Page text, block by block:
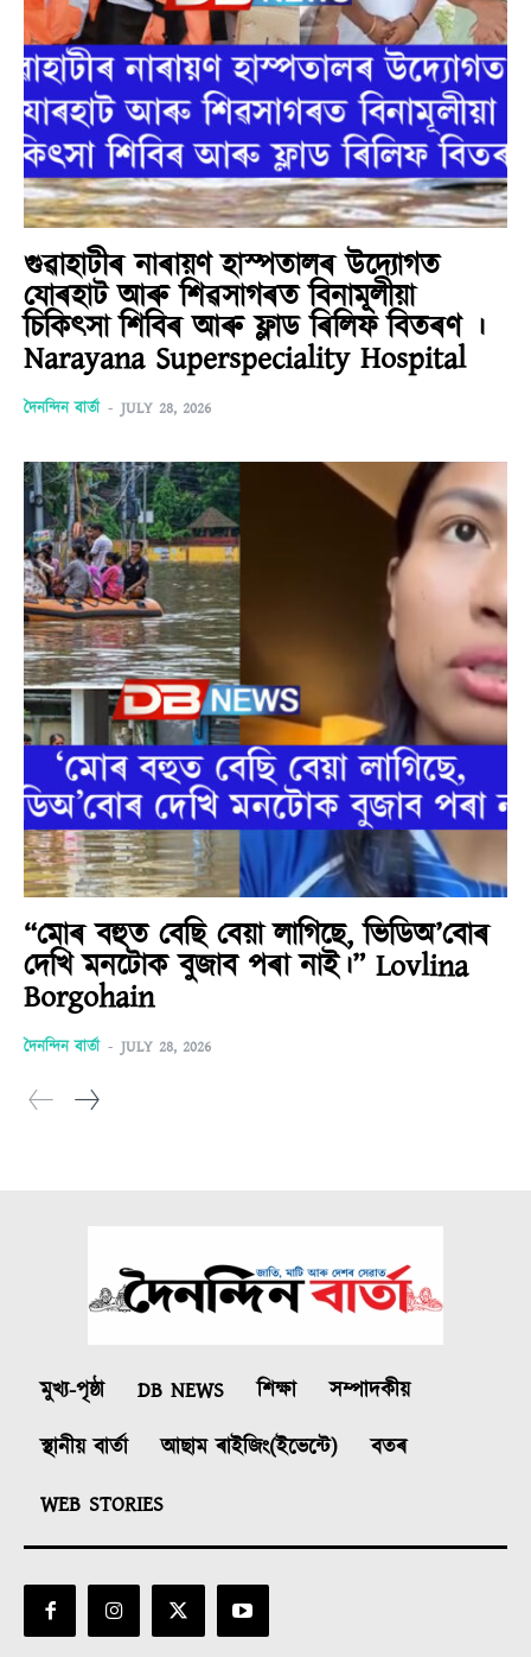
গুৱাহাটীৰ নাৰায়ণ হাস্পতালৰ উদ্যোগত
যোৰহাট আৰু শিৱসাগৰত বিনামূলীয়া
চিকিৎসা শিবিৰ আৰু ফ্লাড ৰিলিফ বিতৰণ ।
Narayana Superspeciality Hospital
দৈনন্দিন বাৰ্তা - JULY 28, 2026
“মোৰ বহুত বেছি বেয়া লাগিছে, ভিডিঅ’বোৰ
দেখি মনটোক বুজাব পৰা নাই।” Lovlina
Borgohain
দৈনন্দিন বাৰ্তা - JULY 28, 2026
মুখ্য-পৃষ্ঠা DB NEWS শিক্ষা
সম্পাদকীয়
স্থানীয় বাৰ্তা
আছাম ৰাইজিং(ইভেন্টে)
বতৰ
WEB STORIES